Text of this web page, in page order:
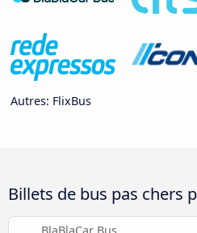
Autres: FlixBus
Billets de bus pas chers
BlaBlaCar Bus